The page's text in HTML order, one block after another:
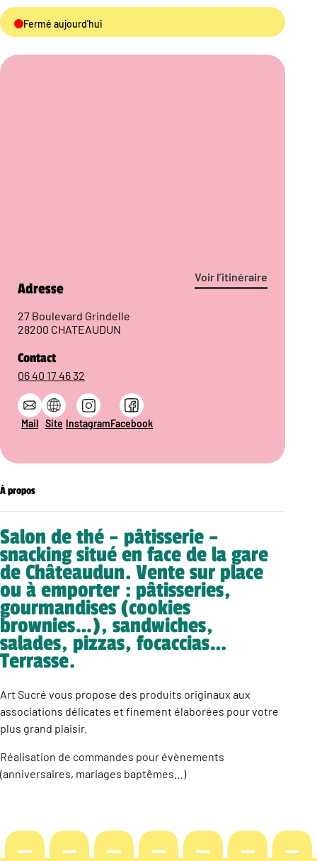
Fermé aujourd'hui
Voir l’itinéraire
Adresse
27 Boulevard Grindelle
28200 CHATEAUDUN
Contact
06 40 17 46 32
Mail Site InstagramFacebook
À propos
Salon de thé – pâtisserie –
snacking situé en face de la gare
de Châteaudun. Vente sur place
ou à emporter : pâtisseries,
gourmandises (cookies
brownies…), sandwiches,
salades, pizzas, focaccias…
Terrasse.
Art Sucré vous propose des produits originaux aux
associations délicates et finement élaborées pour votre
plus grand plaisir.
Réalisation de commandes pour évènements
(anniversaires, mariages baptêmes…)